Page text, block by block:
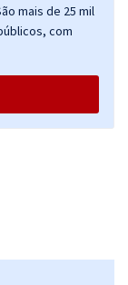
mais de 25 mil
com